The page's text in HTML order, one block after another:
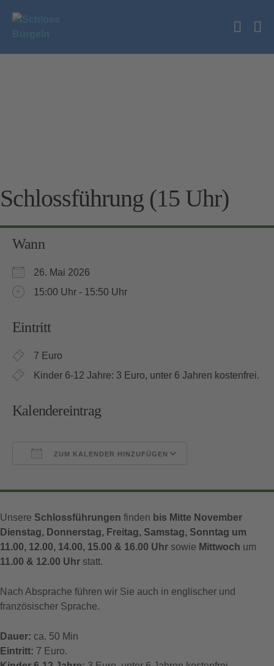
Inhalt
Schlossführung (15 Uhr)
Wann
26. Mai 2026
15:00 Uhr - 15:50 Uhr
Eintritt
7 Euro
Kinder 6-12 Jahre: 3 Euro, unter 6 Jahren kostenfrei.
Kalendereintrag
ZUM KALENDER HINZUFÜGEN
Unsere Schlossführungen finden bis Mitte November
Dienstag, Donnerstag, Freitag, Samstag, Sonntag um
11.00, 12.00, 14.00, 15.00 & 16.00 Uhr sowie Mittwoch um
11.00 & 12.00 Uhr statt.
Nach Absprache führen wir Sie auch in englischer und
französischer Sprache.
Dauer: ca. 50 Min
Eintritt: 7 Euro.